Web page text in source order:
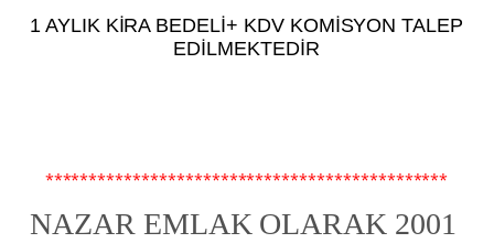
1 AYLIK KİRA BEDELİ+ KDV KOMİSYON TALEP
EDİLMEKTEDİR
**********************************************
NAZAR EMLAK OLARAK 2001